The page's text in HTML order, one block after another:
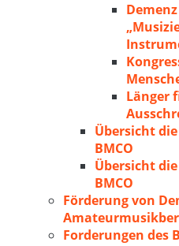
Länger
Übersicht
BMCO
Übersicht
BMCO
Förderung von
Forderungen des